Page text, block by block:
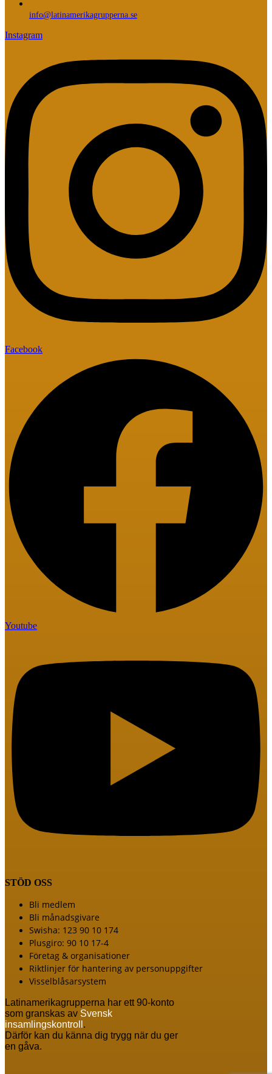
info@latinamerikagrupperna.se
Instagram
Facebook
Youtube
STÖD OSS
Meny
Bli medlem
Bli månadsgivare
Swisha: 123 90 10 174
Plusgiro: 90 10 17-4
Företag & organisationer
Riktlinjer för hantering av personuppgifter
Visselblåsarsystem
Latinamerikagrupperna har ett 90-konto
som granskas av Svensk
insamlingskontroll .
Därför kan du känna dig trygg när du ger
en gåva.